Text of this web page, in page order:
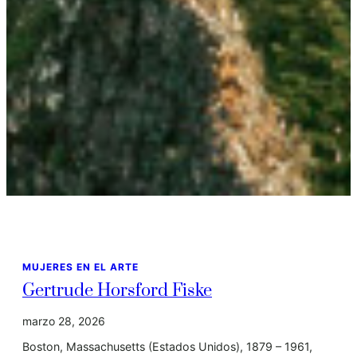
MUJERES EN EL ARTE
Gertrude Horsford Fiske
marzo 28, 2026
Boston, Massachusetts (Estados Unidos), 1879 – 1961,